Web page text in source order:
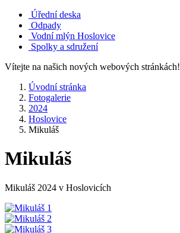
Úřední deska
Odpady
Vodní mlýn Hoslovice
Spolky a sdružení
Vítejte na našich nových webových stránkách!
Úvodní stránka
Fotogalerie
2024
Hoslovice
Mikuláš
Mikuláš
Mikuláš 2024 v Hoslovicích